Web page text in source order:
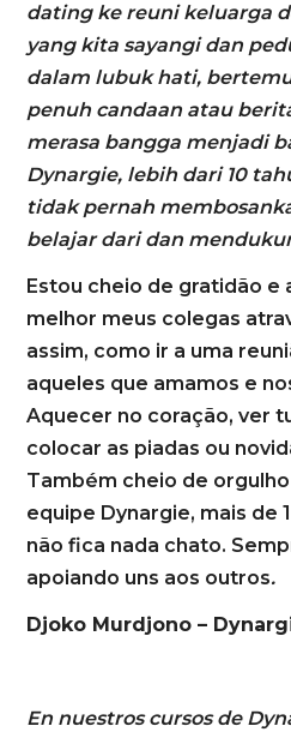
dating ke reuni keluarga
yang kita sayangi dan
dalam lubuk hati,
penuh candaan atau
merasa bangga menjadi
Dynargie, lebih dari 10
tidak pernah
belajar dari dan
Estou cheio de gratidão e
melhor meus colegas
assim, como ir a uma
aqueles que amamos e
Aquecer no coração, ver
colocar as piadas ou
Também cheio de
equipe Dynargie, mais de
não fica nada chato.
apoiando uns aos outros.
Djoko Murdjono –
En nuestros cursos de